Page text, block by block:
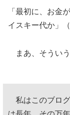
「最初に、お金
イスキー代か」（
まあ、そういう
私はこのブロ